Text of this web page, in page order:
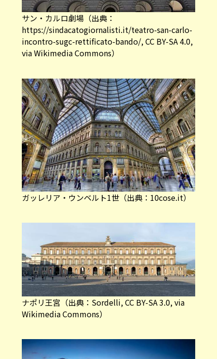
サン・カルロ劇場（出典：
https://sindacatogiornalisti.it/teatro-san-carlo-
incontro-sugc-rettificato-bando/, CC BY-SA 4.0,
via Wikimedia Commons）
ガッレリア・ウンベルト1世（出典：10cose.it）
ナポリ王宮（出典：Sordelli, CC BY-SA 3.0, via
Wikimedia Commons）